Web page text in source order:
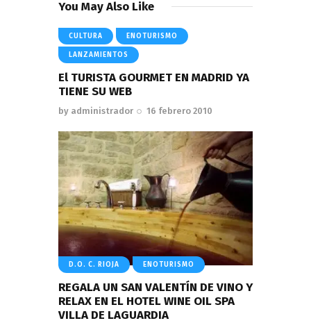
You May Also Like
CULTURA ENOTURISMO
LANZAMIENTOS
El TURISTA GOURMET EN MADRID YA
TIENE SU WEB
by administrador 16 febrero 2010
D.O. C. RIOJA ENOTURISMO
REGALA UN SAN VALENTÍN DE VINO Y
RELAX EN EL HOTEL WINE OIL SPA
VILLA DE LAGUARDIA